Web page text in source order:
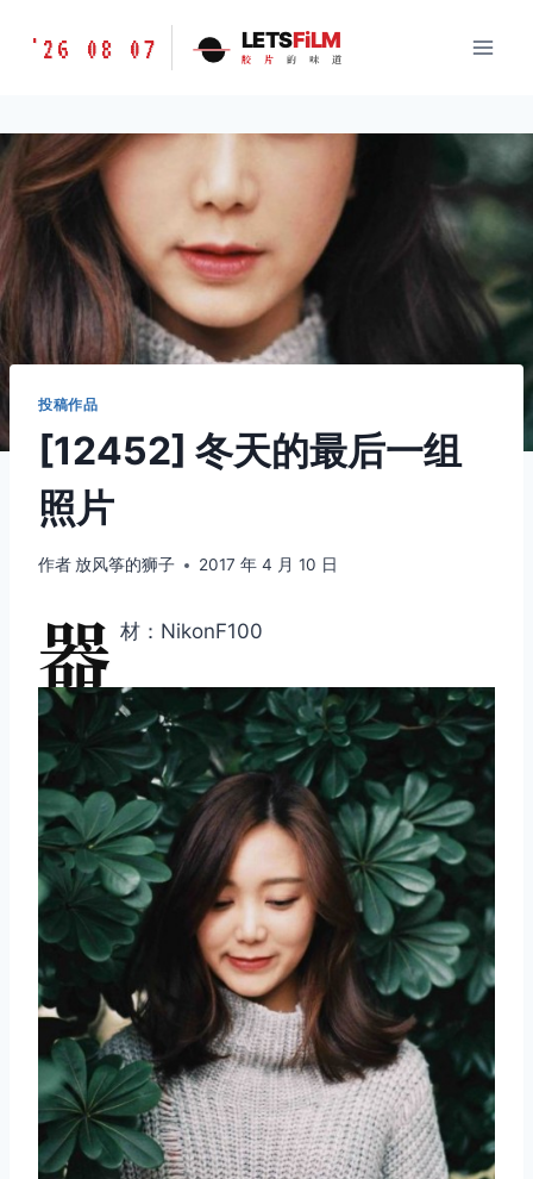
胶
味
道
LETSFILM
'26 08 07 LETSFiLM
胶 片 的 味 道
投稿作品
[12452] 冬天的最后一组
照片
作者 放风筝的狮子 2017 年 4 月 10 日
器 材：NikonF100